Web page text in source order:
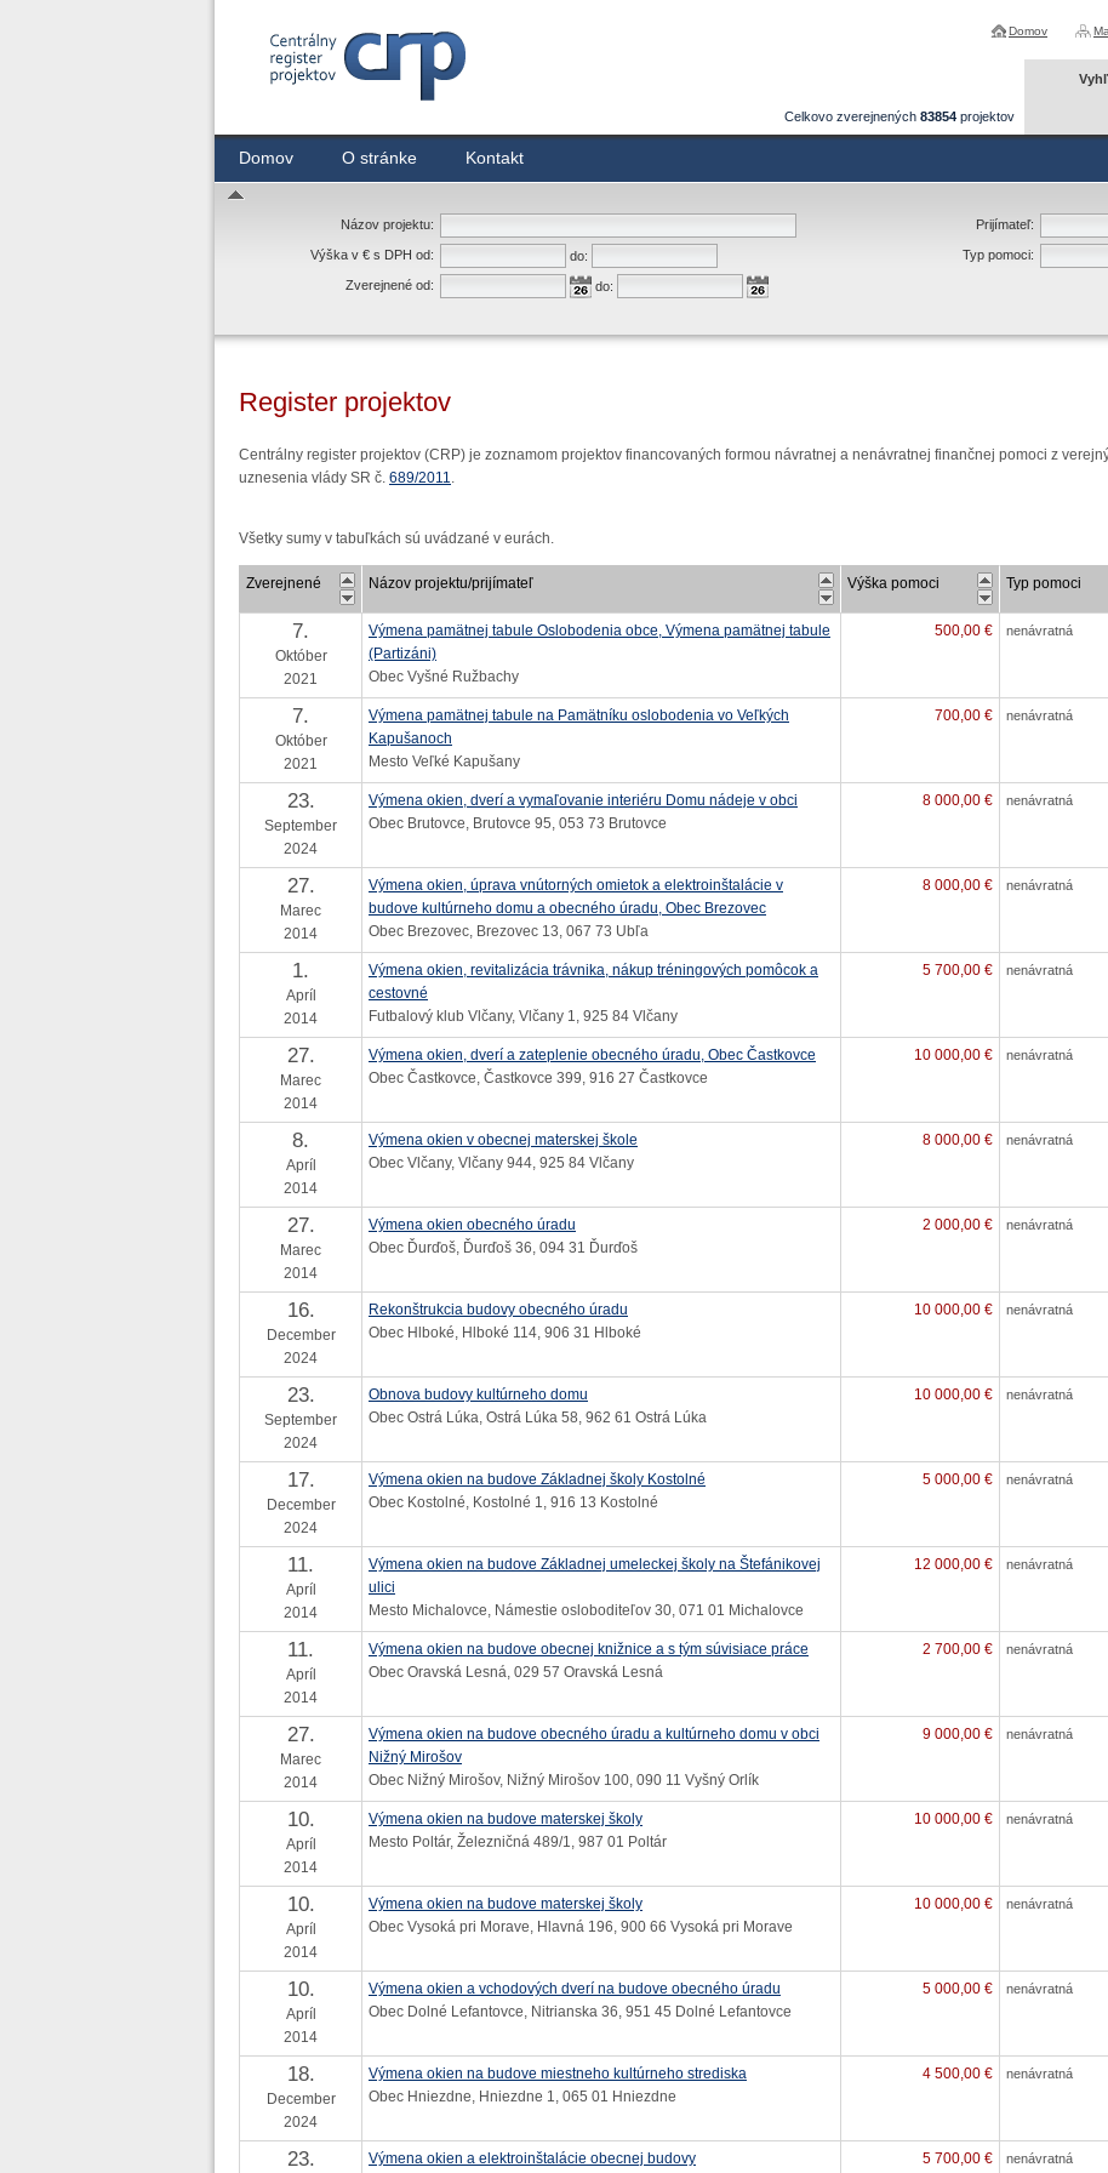
Domov
Celkovo zverejnených 83854 projektov
Domov O stránke Kontakt
Názov projektu:
Výška v € s DPH od:
do:
Zverejnené od:
do:
Prijímateľ:
Typ pomoci:
Register projektov
Centrálny register projektov (CRP) je zoznamom projektov financovaných formou návratnej a nenávratnej finančnej pomoci z
uznesenia vlády SR č. 689/2011.
Všetky sumy v tabuľkách sú uvádzané v eurách.
Zverejnené Názov projektu/prijímateľ Výška pomoci Typ pomoci
7.
Október
2021
Výmena pamätnej tabule Oslobodenia obce, Výmena pamätnej tabule
(Partizáni)
Obec Vyšné Ružbachy
500,00 € nenávratná
7.
Október
2021
Výmena pamätnej tabule na Pamätníku oslobodenia vo Veľkých
Kapušanoch
Mesto Veľké Kapušany
700,00 € nenávratná
23.
September
2024
Výmena okien, dverí a vymaľovanie interiéru Domu nádeje v obci
Obec Brutovce, Brutovce 95, 053 73 Brutovce
8 000,00 € nenávratná
27.
Marec
2014
Výmena okien, úprava vnútorných omietok a elektroinštalácie v
budove kultúrneho domu a obecného úradu, Obec Brezovec
Obec Brezovec, Brezovec 13, 067 73 Ubľa
8 000,00 € nenávratná
1.
Apríl
2014
Výmena okien, revitalizácia trávnika, nákup tréningových pomôcok a
cestovné
Futbalový klub Vlčany, Vlčany 1, 925 84 Vlčany
5 700,00 € nenávratná
27.
Marec
2014
Výmena okien, dverí a zateplenie obecného úradu, Obec Častkovce
Obec Častkovce, Častkovce 399, 916 27 Častkovce
10 000,00 € nenávratná
8.
Apríl
2014
Výmena okien v obecnej materskej škole
Obec Vlčany, Vlčany 944, 925 84 Vlčany
8 000,00 € nenávratná
27.
Marec
2014
Výmena okien obecného úradu
Obec Ďurďoš, Ďurďoš 36, 094 31 Ďurďoš
2 000,00 € nenávratná
16.
December
2024
Rekonštrukcia budovy obecného úradu
Obec Hlboké, Hlboké 114, 906 31 Hlboké
10 000,00 € nenávratná
23.
September
2024
Obnova budovy kultúrneho domu
Obec Ostrá Lúka, Ostrá Lúka 58, 962 61 Ostrá Lúka
10 000,00 € nenávratná
17.
December
2024
Výmena okien na budove Základnej školy Kostolné
Obec Kostolné, Kostolné 1, 916 13 Kostolné
5 000,00 € nenávratná
11.
Apríl
2014
Výmena okien na budove Základnej umeleckej školy na Štefánikovej
ulici
Mesto Michalovce, Námestie osloboditeľov 30, 071 01 Michalovce
12 000,00 € nenávratná
11.
Apríl
2014
Výmena okien na budove obecnej knižnice a s tým súvisiace práce
Obec Oravská Lesná, 029 57 Oravská Lesná
2 700,00 € nenávratná
27.
Marec
2014
Výmena okien na budove obecného úradu a kultúrneho domu v obci
Nižný Mirošov
Obec Nižný Mirošov, Nižný Mirošov 100, 090 11 Vyšný Orlík
9 000,00 € nenávratná
10.
Apríl
2014
Výmena okien na budove materskej školy
Mesto Poltár, Železničná 489/1, 987 01 Poltár
10 000,00 € nenávratná
10.
Apríl
2014
Výmena okien na budove materskej školy
Obec Vysoká pri Morave, Hlavná 196, 900 66 Vysoká pri Morave
10 000,00 € nenávratná
10.
Apríl
2014
Výmena okien a vchodových dverí na budove obecného úradu
Obec Dolné Lefantovce, Nitrianska 36, 951 45 Dolné Lefantovce
5 000,00 € nenávratná
18.
December
2024
Výmena okien na budove miestneho kultúrneho strediska
Obec Hniezdne, Hniezdne 1, 065 01 Hniezdne
4 500,00 € nenávratná
23. Výmena okien a elektroinštalácie obecnej budovy 5 700,00 € nenávratná